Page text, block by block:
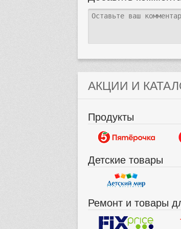
АКЦИИ И
Продукты
Детские товары
Ремонт и товары